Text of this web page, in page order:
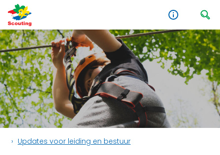
Updates voor leiding en bestuur